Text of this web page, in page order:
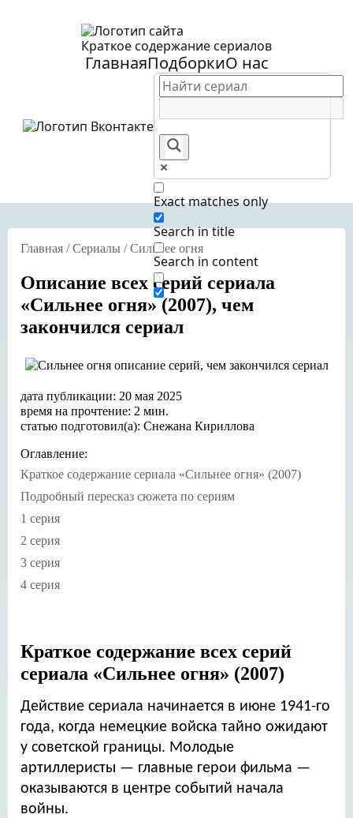
Краткое содержание сериалов
ГлавнаяПодборкиО нас
Exact matches only
Search in title
Search in content
Главная /Сериалы /Сильнее огня
Описание всех серий сериала
«Сильнее огня» (2007), чем
закончился сериал
дата публикации: 20 мая 2025
время на прочтение: 2 мин.
статью подготовил(а): Снежана Кириллова
Оглавление:
Краткое содержание сериала «Сильнее огня» (2007)
Подробный пересказ сюжета по сериям
1 серия
2 серия
3 серия
4 серия
Краткое содержание всех серий
сериала «Сильнее огня» (2007)
Действие сериала начинается в июне 1941-го
года, когда немецкие войска тайно ожидают
у советской границы. Молодые
артиллеристы — главные герои фильма —
оказываются в центре событий начала
войны.